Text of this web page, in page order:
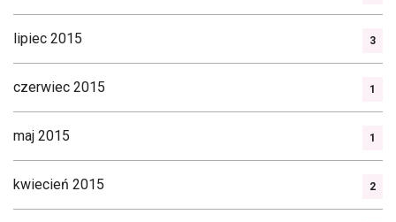
lipiec 2015 3
czerwiec 2015 1
maj 2015 1
kwiecień 2015 2